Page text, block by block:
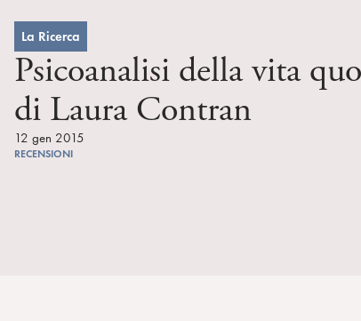
La Ricerca
Psicoanalisi della vita
di Laura Contran
12 gen 2015
RECENSIONI